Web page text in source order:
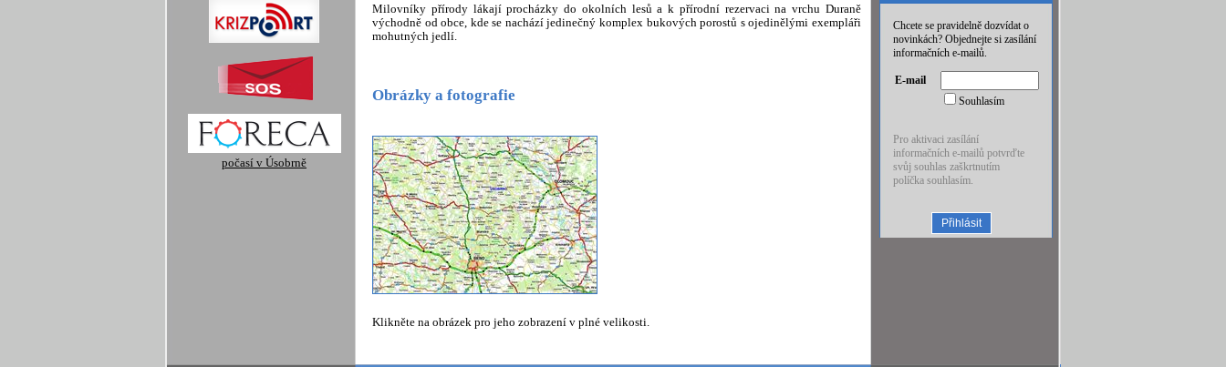
Milovníky přírody lákají procházky do okolních lesů a k přírodní rezervaci na vrchu Duraně
východně od obce, kde se nachází jedinečný komplex bukových porostů s ojedinělými exempláři
mohutných jedlí.
Obrázky a fotografie
Klikněte na obrázek pro jeho zobrazení v plné velikosti.
počasí v Úsobrně
Chcete se pravidelně dozvídat o
novinkách? Objednejte si zasílání
informačních e-mailů.
E-mail
Souhlasím
Pro aktivaci zasílání
informačních e-mailů potvrďte
svůj souhlas zaškrtnutím
políčka souhlasím.